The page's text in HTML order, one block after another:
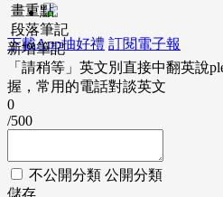
下載App抽好禮 訂閱電子報
畫重點
段落筆記
新增筆記
「請稍等」英文別直接中翻英說
握，常用的電話對談英文
0
/500
不公開分類 公開分類
儲存